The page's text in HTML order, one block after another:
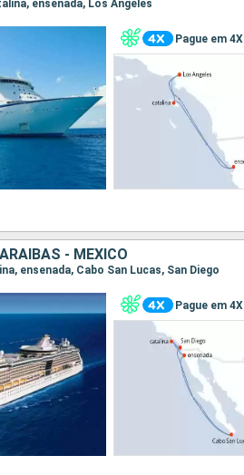
ensenada, Los Angeles
Pague em 4X
- MEXICO
ensenada, Cabo San Lucas, San Diego
Pague em 4X